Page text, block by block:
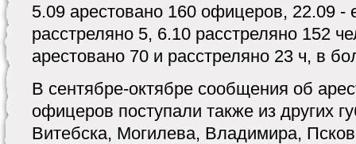
5.09 арестовано 160 офицеров, 22.09 -
расстреляно 5, 6.10 расстреляно 152
арестовано 70 и расстреляно 23 ч, в
В сентябре-октябре сообщения об
офицеров поступали также из других
Витебска, Могилева, Владимира,